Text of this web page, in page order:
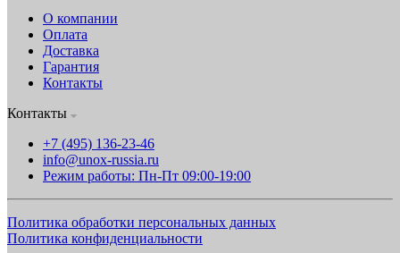
О компании
Оплата
Доставка
Гарантия
Контакты
Контакты
+7 (495) 136-23-46
info@unox-russia.ru
Режим работы: Пн-Пт 09:00-19:00
Политика обработки персональных данных
Политика конфиденциальности